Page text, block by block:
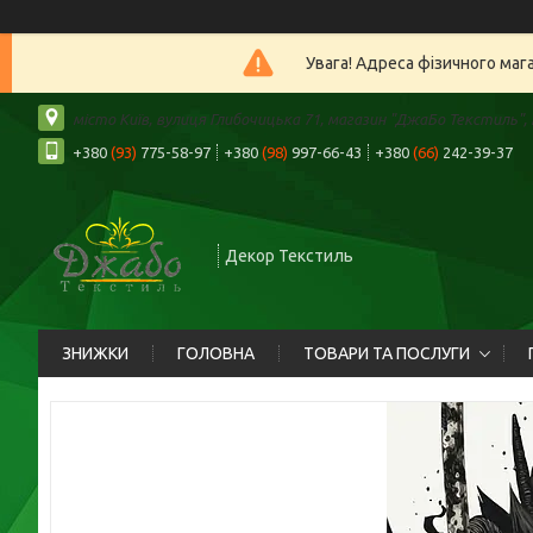
Увага! Адреса фізичного
місто Київ, вулиця Глибочицька 71, магазин "ДжаБо Текстиль",
+380 (93) 775-58-97 +380 (98) 997-66-43 +380 (66) 242-39-37
Декор Текстиль
ЗНИЖКИ ГОЛОВНА ТОВАРИ ТА ПОСЛУГИ